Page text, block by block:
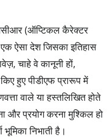
(ऑप्टिकल कैरेक्टर
ऐसा देश जिसका इतिहास
चाहे वे कानूनी हों,
हुए पीडीएफ प्रारूप में
वाले या हस्तलिखित होते
और प्रयोग करना मुश्किल हो
निभाती है।